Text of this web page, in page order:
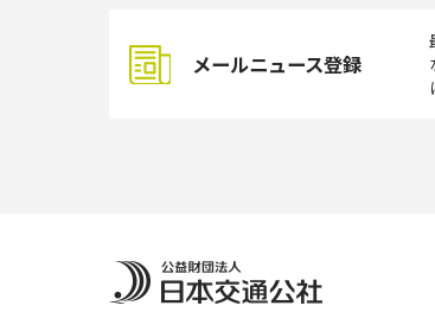
メールニュース登録